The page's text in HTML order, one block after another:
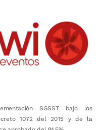
SGSST bajo los
1072 del 2015 y de la